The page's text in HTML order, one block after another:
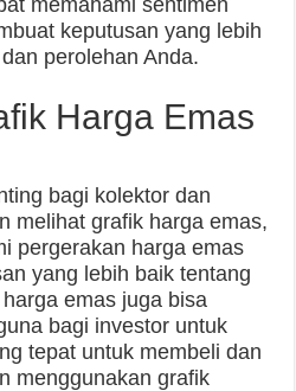
memahami sentimen
keputusan yang lebih
perolehan Anda.
Harga Emas
bagi kolektor dan
melihat grafik harga emas,
pergerakan harga emas
yang lebih baik tentang
emas juga bisa
bagi investor untuk
tepat untuk membeli dan
menggunakan grafik